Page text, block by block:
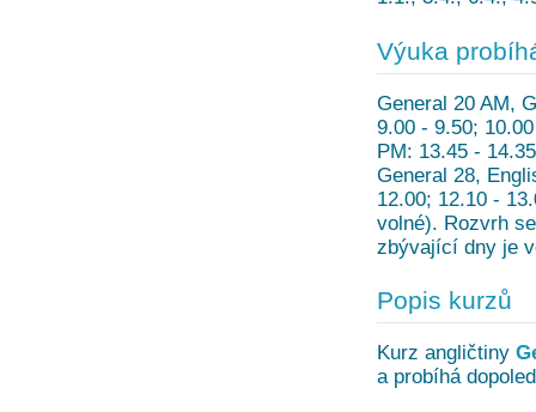
Výuka
General 20 AM,
9.00 - 9.50;
PM: 13.45 -
General 28,
12.00; 12.10 -
volné). Rozvrh
zbývající dny je
Popis kurzů
Kurz angličtiny
a probíhá